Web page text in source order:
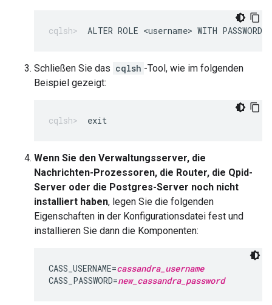
ALTER ROLE <username> WITH PASSWORD='
Schließen Sie das cqlsh -Tool, wie im folgenden
Beispiel gezeigt:
exit
Wenn Sie den Verwaltungsserver, die
Nachrichten-Prozessoren, die Router, die Qpid-
Server oder die Postgres-Server noch nicht
installiert haben, legen Sie die folgenden
Eigenschaften in der Konfigurationsdatei fest und
installieren Sie dann die Komponenten:
CASS_USERNAME=cassandra_username
CASS_PASSWORD=new_cassandra_password